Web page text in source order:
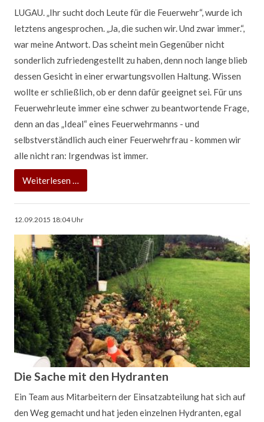
Weiterlesen …73-
jähriger
bei
Wohnungsbrand
verletzt
LUGAU. „Ihr sucht doch Leute für die Feuerwehr“, wurde ich
letztens angesprochen. „Ja, die suchen wir. Und zwar immer.“,
war meine Antwort. Das scheint mein Gegenüber nicht
sonderlich zufriedengestellt zu haben, denn noch lange blieb
dessen Gesicht in einer erwartungsvollen Haltung. Wissen
wollte er schließlich, ob er denn dafür geeignet sei. Für uns
Feuerwehrleute immer eine schwer zu beantwortende Frage,
denn an das „Ideal“ eines Feuerwehrmanns - und
selbstverständlich auch einer Feuerwehrfrau - kommen wir
alle nicht ran: Irgendwas ist immer.
Weiterlesen …
„Ideal“
ist
eben
nicht
„normal“
12.09.2015 18:04Uhr
Die Sache mit den Hydranten
Ein Team aus Mitarbeitern der Einsatzabteilung hat sich auf
den Weg gemacht und hat jeden einzelnen Hydranten, egal